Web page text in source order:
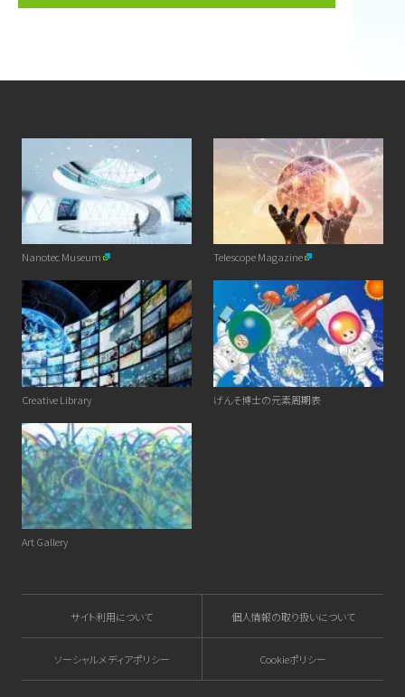
Nanotec Museum Telescope Magazine
Creative Library げんそ博士の元素周期表
Art Gallery
サイト利用について 個人情報の取り扱いについて
ソーシャルメディアポリシー Cookieポリシー